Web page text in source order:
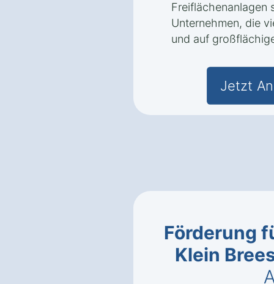
Freiflächenanlagen
Unternehmen, die
und auf
Jetzt
Förderung
Klein